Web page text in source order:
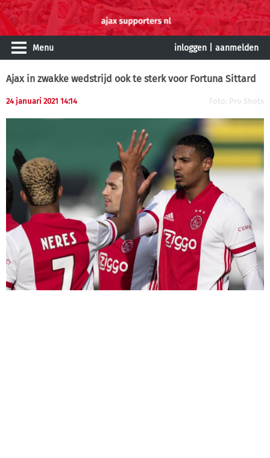
Menu inloggen aanmelden
Ajax in zwakke wedstrijd ook te sterk voor Fortuna Sittard
24 januari 2021 14:14 Foto: Pro Shots